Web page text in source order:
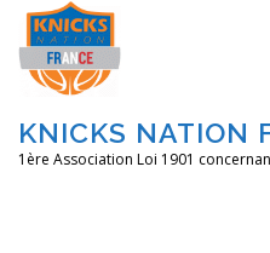
Aller
contenu
KNICKS NATION
1ère Association Loi 1901